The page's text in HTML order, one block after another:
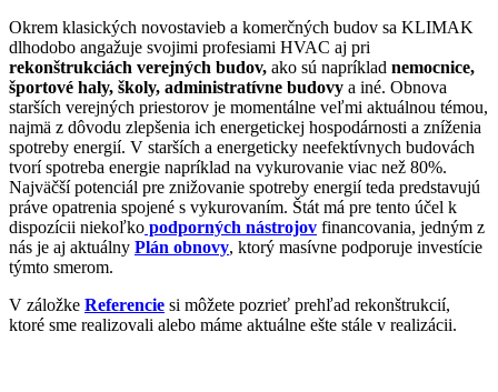
Okrem klasických novostavieb a komerčných budov sa KLIMAK
dlhodobo angažuje svojimi profesiami HVAC aj pri
rekonštrukciách verejných budov, ako sú napríklad nemocnice,
športové haly, školy, administratívne budovy a iné. Obnova
starších verejných priestorov je momentálne veľmi aktuálnou témou,
najmä z dôvodu zlepšenia ich energetickej hospodárnosti a zníženia
spotreby energií. V starších a energeticky neefektívnych budovách
tvorí spotreba energie napríklad na vykurovanie viac než 80%.
Najväčší potenciál pre znižovanie spotreby energií teda predstavujú
práve opatrenia spojené s vykurovaním. Štát má pre tento účel k
dispozícii niekoľko podporných nástrojov financovania, jedným z
nás je aj aktuálny Plán obnovy, ktorý masívne podporuje investície
týmto smerom.
V záložke Referencie si môžete pozrieť prehľad rekonštrukcií,
ktoré sme realizovali alebo máme aktuálne ešte stále v realizácii.